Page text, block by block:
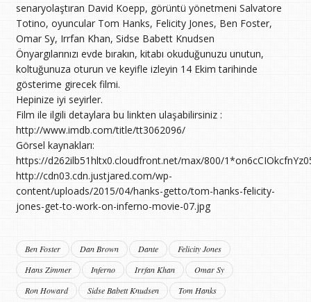
senaryolaştıran David Koepp, görüntü yönetmeni Salvatore
Totino, oyuncular Tom Hanks, Felicity Jones, Ben Foster,
Omar Sy, Irrfan Khan, Sidse Babett Knudsen
Önyargılarınızı evde bırakın, kitabı okuduğunuzu unutun,
koltuğunuza oturun ve keyifle izleyin 14 Ekim tarihinde
gösterime girecek filmi.
Hepinize iyi seyirler.
Film ile ilgili detaylara bu linkten ulaşabilirsiniz :
http://www.imdb.com/title/tt3062096/
Görsel kaynakları:
https://d262ilb51hltx0.cloudfront.net/max/800/
http://cdn03.cdn.justjared.com/wp-
content/uploads/2015/04/hanks-getto/tom-hanks-felicity-
jones-get-to-work-on-inferno-movie-07.jpg
Ben Foster Dan Brown Dante
Felicity Jones
Hans Zimmer
Inferno Irrfan Khan
Omar Sy
Ron Howard
Sidse Babett Knudsen Tom Hanks